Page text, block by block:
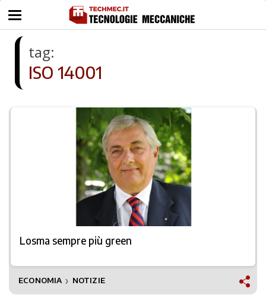
tag:
ISO 14001
Losma sempre più green
ECONOMIA ❯ NOTIZIE